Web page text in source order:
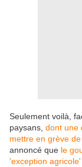
Seulement voilà,
paysans, dont une
mettre en grève
annoncé que le
'exception agricole'